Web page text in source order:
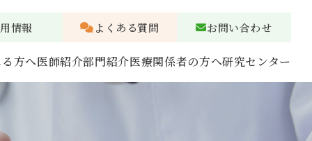
情報 よくある質問 お問い合わせ
方へ医師紹介部門紹介医療関係者の方へ研究センター